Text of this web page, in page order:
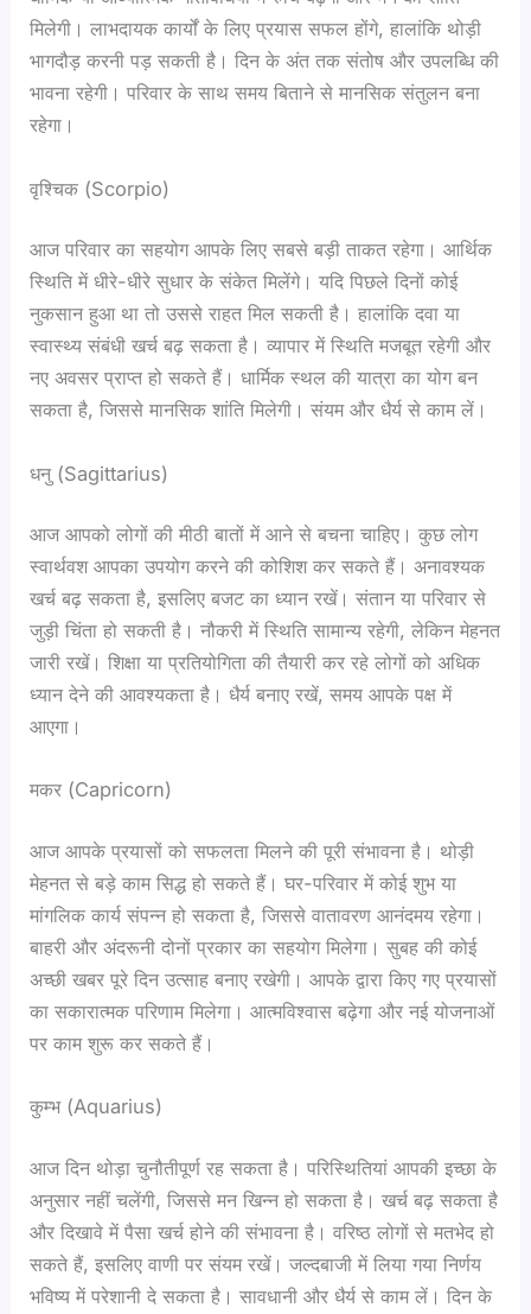
मिलेगी। लाभदायक कार्यों के लिए प्रयास सफल होंगे, हालांकि थोड़ी
भागदौड़ करनी पड़ सकती है। दिन के अंत तक संतोष और उपलब्धि की
भावना रहेगी। परिवार के साथ समय बिताने से मानसिक संतुलन बना
रहेगा।
वृश्चिक (Scorpio)
आज परिवार का सहयोग आपके लिए सबसे बड़ी ताकत रहेगा। आर्थिक
स्थिति में धीरे-धीरे सुधार के संकेत मिलेंगे। यदि पिछले दिनों कोई
नुकसान हुआ था तो उससे राहत मिल सकती है। हालांकि दवा या
स्वास्थ्य संबंधी खर्च बढ़ सकता है। व्यापार में स्थिति मजबूत रहेगी और
नए अवसर प्राप्त हो सकते हैं। धार्मिक स्थल की यात्रा का योग बन
सकता है, जिससे मानसिक शांति मिलेगी। संयम और धैर्य से काम लें।
धनु (Sagittarius)
आज आपको लोगों की मीठी बातों में आने से बचना चाहिए। कुछ लोग
स्वार्थवश आपका उपयोग करने की कोशिश कर सकते हैं। अनावश्यक
खर्च बढ़ सकता है, इसलिए बजट का ध्यान रखें। संतान या परिवार से
जुड़ी चिंता हो सकती है। नौकरी में स्थिति सामान्य रहेगी, लेकिन मेहनत
जारी रखें। शिक्षा या प्रतियोगिता की तैयारी कर रहे लोगों को अधिक
ध्यान देने की आवश्यकता है। धैर्य बनाए रखें, समय आपके पक्ष में
आएगा।
मकर (Capricorn)
आज आपके प्रयासों को सफलता मिलने की पूरी संभावना है। थोड़ी
मेहनत से बड़े काम सिद्ध हो सकते हैं। घर-परिवार में कोई शुभ या
मांगलिक कार्य संपन्न हो सकता है, जिससे वातावरण आनंदमय रहेगा।
बाहरी और अंदरूनी दोनों प्रकार का सहयोग मिलेगा। सुबह की कोई
अच्छी खबर पूरे दिन उत्साह बनाए रखेगी। आपके द्वारा किए गए प्रयासों
का सकारात्मक परिणाम मिलेगा। आत्मविश्वास बढ़ेगा और नई योजनाओं
पर काम शुरू कर सकते हैं।
कुम्भ (Aquarius)
आज दिन थोड़ा चुनौतीपूर्ण रह सकता है। परिस्थितियां आपकी इच्छा के
अनुसार नहीं चलेंगी, जिससे मन खिन्न हो सकता है। खर्च बढ़ सकता है
और दिखावे में पैसा खर्च होने की संभावना है। वरिष्ठ लोगों से मतभेद हो
सकते हैं, इसलिए वाणी पर संयम रखें। जल्दबाजी में लिया गया निर्णय
भविष्य में परेशानी दे सकता है। सावधानी और धैर्य से काम लें। दिन के